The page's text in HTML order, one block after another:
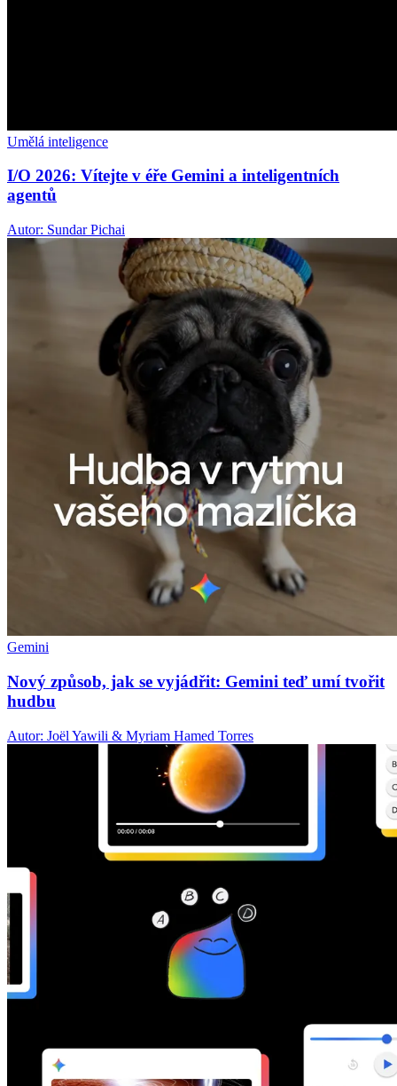
Umělá inteligence
I/O 2026: Vítejte v éře Gemini a inteligentních
agentů
Autor: Sundar Pichai
Gemini
Nový způsob, jak se vyjádřit: Gemini teď umí tvořit
hudbu
Autor: Joël Yawili & Myriam Hamed Torres